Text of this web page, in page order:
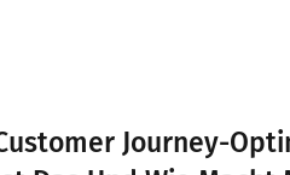
Journey-